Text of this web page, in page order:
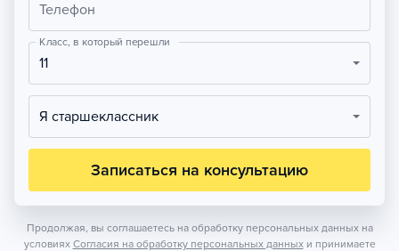
Телефон
Класс, в который перешли
11
Я старшеклассник
Записаться на консультацию
Продолжая, вы соглашаетесь на обработку персональных данных на
условиях Согласия на обработку персональных данных и принимаете